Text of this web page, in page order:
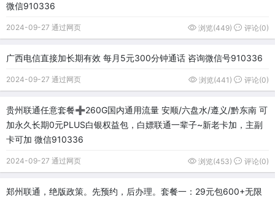
微信910336
2024-09-27 通过网页 浏览(449) 评论(0)
广西电信直接加长期有效 每月5元300分钟通话 咨询微信号910336
2024-09-27 通过网页 浏览(441) 评论(0)
贵州联通任意套餐➕260G国内通用流量 安顺/六盘水/遵义/黔东南 可
加永久长期0元PLUS白银权益包，白嫖联通一辈子~新老卡加，主副
卡可加 微信910336
2024-09-27 通过网页 浏览(453) 评论(0)
郑州联通，绝版政策。先预约，后办理。套餐一：29元包600+无限